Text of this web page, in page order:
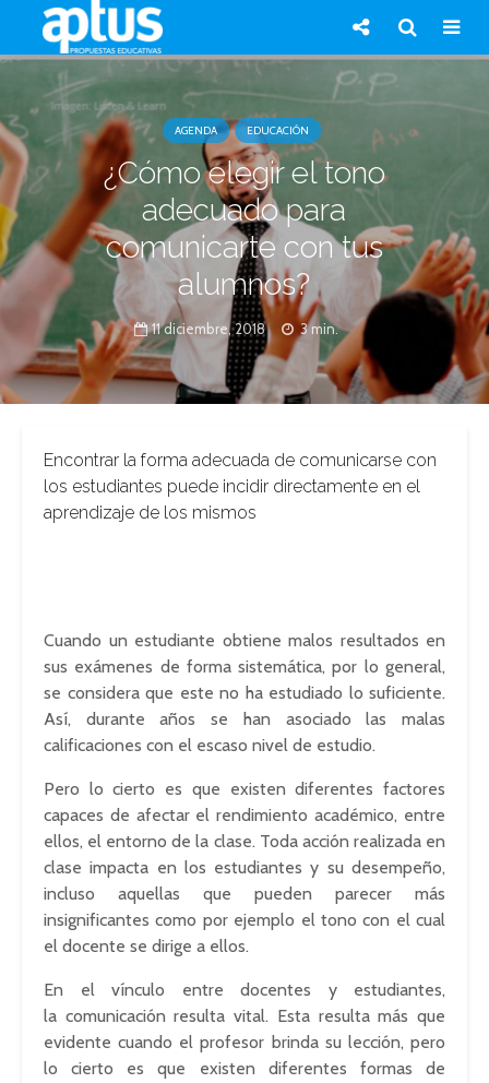
AGENDA EDUCACIÓN
¿Cómo elegir el tono
adecuado para
comunicarte con tus
alumnos?
11 diciembre, 2018 3 min.
Encontrar la forma adecuada de comunicarse con
los estudiantes puede incidir directamente en el
aprendizaje de los mismos
Cuando un estudiante obtiene malos resultados en
sus exámenes de forma sistemática, por lo general,
se considera que este no ha estudiado lo suficiente.
Así, durante años se han asociado las malas
calificaciones con el escaso nivel de estudio.
Pero lo cierto es que existen diferentes factores
capaces de afectar el rendimiento académico, entre
ellos, el entorno de la clase. Toda acción realizada en
clase impacta en los estudiantes y su desempeño,
incluso aquellas que pueden parecer más
insignificantes como por ejemplo el tono con el cual
el docente se dirige a ellos.
En el vínculo entre docentes y estudiantes,
la comunicación resulta vital. Esta resulta más que
evidente cuando el profesor brinda su lección, pero
lo cierto es que existen diferentes formas de